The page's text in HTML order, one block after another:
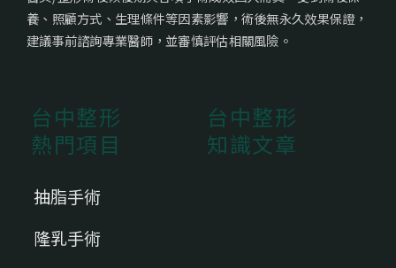
養、照顧方式、生理條件等因素影響，術後無永久效果保證，
建議事前諮詢專業醫師，並審慎評估相關風險。
台中整形
熱門項目
抽脂手術
隆乳手術
台中整形
知識文章